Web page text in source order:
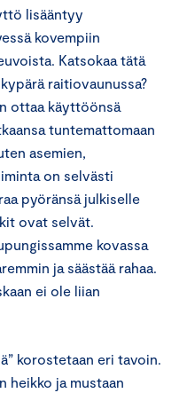
lisääntyy
kovempiin
Katsokaa tätä
raitiovaunussa?
ottaa käyttöönsä
tuntemattomaan
asemien,
on selvästi
pyöränsä julkiselle
ovat selvät.
kovassa
ja säästää rahaa.
ei ole liian
korostetaan eri tavoin.
heikko ja mustaan